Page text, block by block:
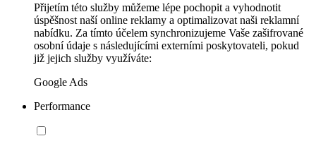
Přijetím této služby můžeme lépe pochopit a vyhodnotit
úspěšnost naší online reklamy a optimalizovat naši reklamní
nabídku. Za tímto účelem synchronizujeme Vaše zašifrované
osobní údaje s následujícími externími poskytovateli, pokud
již jejich služby využíváte:
Google Ads
Performance